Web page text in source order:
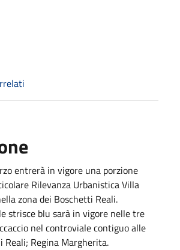
entrerà in vigore una porzione
Rilevanza Urbanistica Villa
zona dei Boschetti Reali.
strisce blu sarà in vigore nelle tre
nel controviale contiguo alle
Reali; Regina Margherita.